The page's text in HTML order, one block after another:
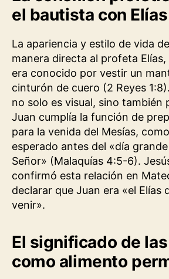
el bautista con Elías
La apariencia y estilo de vida
manera directa al profeta
era conocido por vestir un
cinturón de cuero (2 Reyes
no solo es visual, sino también
Juan cumplía la función de
para la venida del Mesías,
esperado antes del «día
Señor» (Malaquías 4:5-6).
confirmó esta relación en
declarar que Juan era «el Elías
venir».
El significado de
como alimento